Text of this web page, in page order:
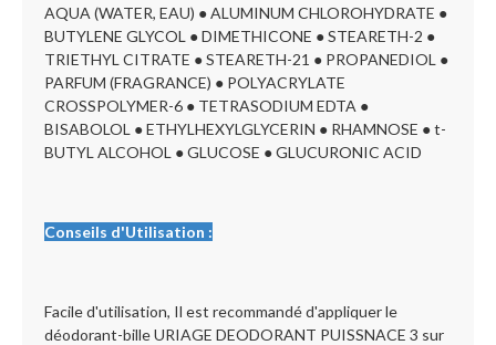
AQUA (WATER, EAU) ● ALUMINUM CHLOROHYDRATE ●
BUTYLENE GLYCOL ● DIMETHICONE ● STEARETH-2 ●
TRIETHYL CITRATE ● STEARETH-21 ● PROPANEDIOL ●
PARFUM (FRAGRANCE) ● POLYACRYLATE
CROSSPOLYMER-6 ● TETRASODIUM EDTA ●
BISABOLOL ● ETHYLHEXYLGLYCERIN ● RHAMNOSE ● t-
BUTYL ALCOHOL ● GLUCOSE ● GLUCURONIC ACID
Conseils d'Utilisation :
Facile d'utilisation, Il est recommandé d'appliquer le
déodorant-bille URIAGE DEODORANT PUISSNACE 3 sur